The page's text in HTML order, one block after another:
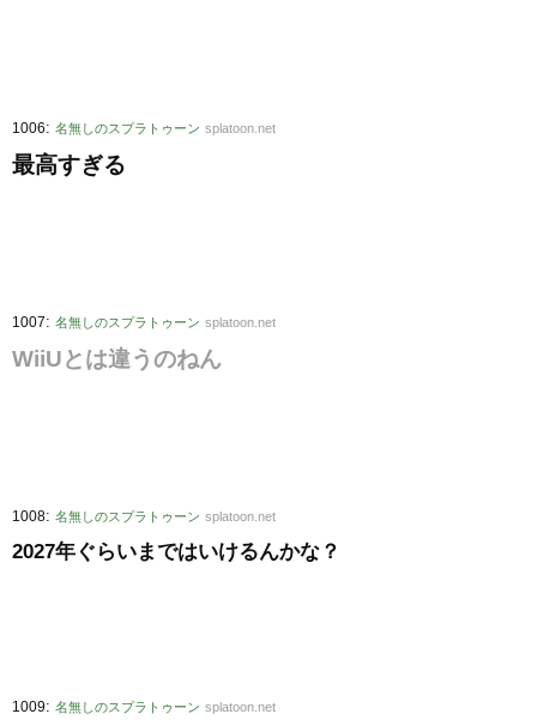
1006: 名無しのスプラトゥーン splatoon.net
最高すぎる
1007: 名無しのスプラトゥーン splatoon.net
WiiUとは違うのねん
1008: 名無しのスプラトゥーン splatoon.net
2027年ぐらいまではいけるんかな？
1009: 名無しのスプラトゥーン splatoon.net